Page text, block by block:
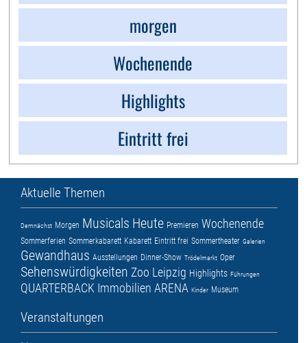
morgen
Wochenende
Highlights
Eintritt frei
Aktuelle Themen
Demnächst Morgen Musicals Heute Premieren Wochenende
Sommerferien Sommerkabarett Kabarett Eintritt frei Sommertheater Galerien
Gewandhaus Ausstellungen Dinner-Show Trödelmarkt Oper
Sehenswürdigkeiten Zoo Leipzig Highlights Führungen
QUARTERBACK Immobilien ARENA Kinder Museum
Veranstaltungen